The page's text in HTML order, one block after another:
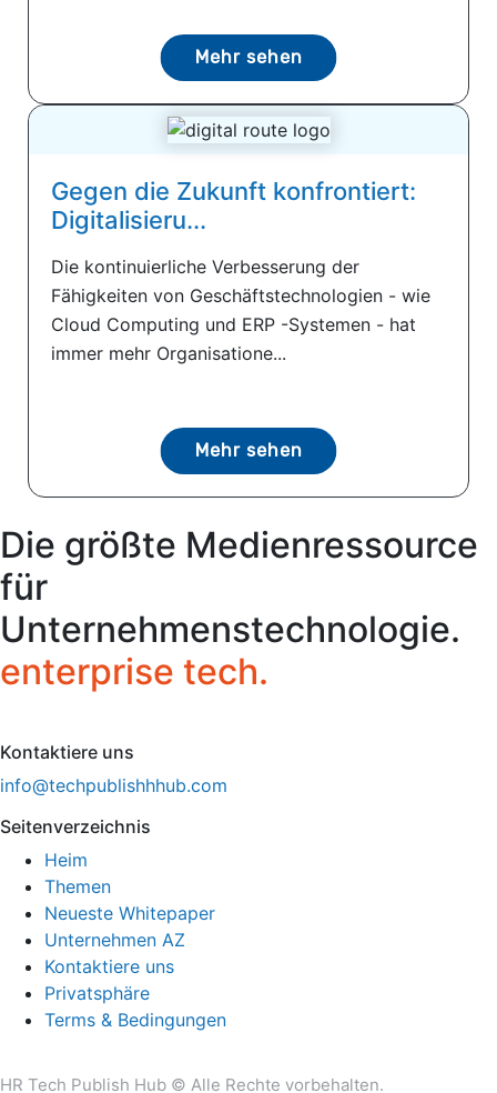
Mehr sehen
Gegen die Zukunft konfrontiert:
Digitalisieru...
Die kontinuierliche Verbesserung der
Fähigkeiten von Geschäftstechnologien - wie
Cloud Computing und ERP -Systemen - hat
immer mehr Organisatione...
Mehr sehen
Die größte Medienressource
für
Unternehmenstechnologie.
enterprise tech.
Kontaktiere uns
info@techpublishhhub.com
Seitenverzeichnis
Heim
Themen
Neueste Whitepaper
Unternehmen AZ
Kontaktiere uns
Privatsphäre
Terms & Bedingungen
HR Tech Publish Hub © Alle Rechte vorbehalten.